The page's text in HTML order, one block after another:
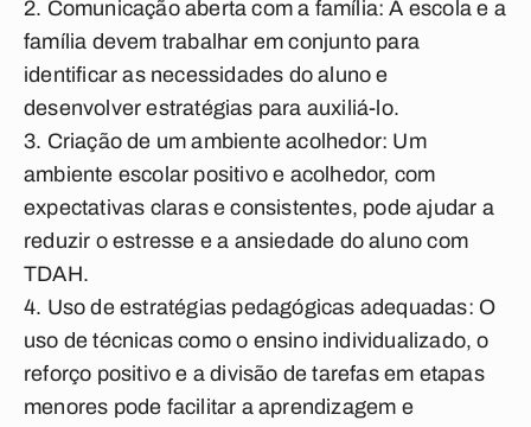
Comunicação aberta com a família: A escola e a
família devem trabalhar em conjunto para
identificar as necessidades do aluno e
desenvolver estratégias para auxiliá-lo.
Criação de um ambiente acolhedor: Um
ambiente escolar positivo e acolhedor, com
expectativas claras e consistentes, pode ajudar a
reduzir o estresse e a ansiedade do aluno com
TDAH.
Uso de estratégias pedagógicas adequadas: O
uso de técnicas como o ensino individualizado, o
reforço positivo e a divisão de tarefas em etapas
menores pode facilitar a aprendizagem e